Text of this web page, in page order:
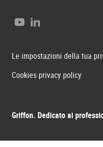
Griffon. Dedicato ai
YouTubeLinkedIn
Le impostazioni della tua
Cookies privacy policy